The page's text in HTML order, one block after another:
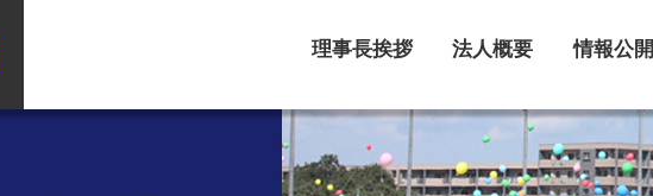
理事長挨拶 法人概要 情報公開